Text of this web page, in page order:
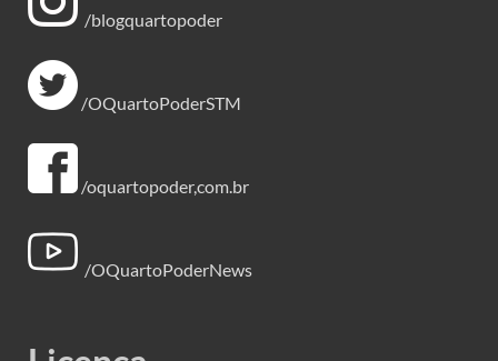
/blogquartopoder
/OQuartoPoderSTM
/oquartopoder,com.br
/OQuartoPoderNews